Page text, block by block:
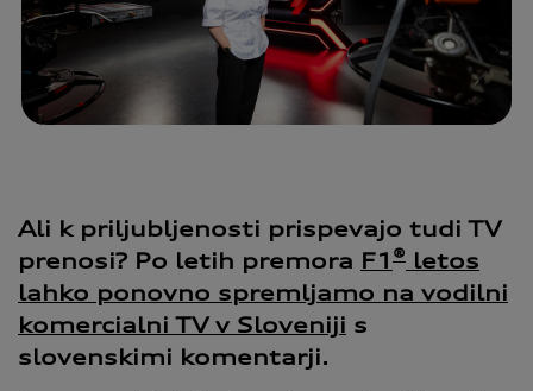
Ali k priljubljenosti prispevajo tudi TV
prenosi? Po letih premora F1 ® letos
lahko ponovno spremljamo na vodilni
komercialni TV v Sloveniji s
slovenskimi komentarji.